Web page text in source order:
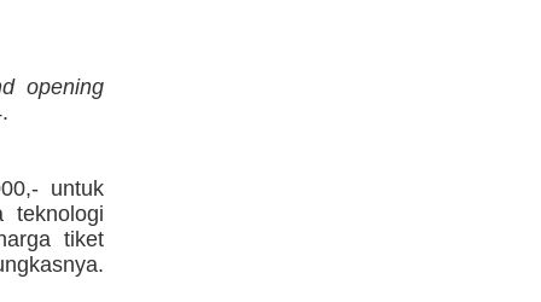
opening
untuk
teknologi
tiket